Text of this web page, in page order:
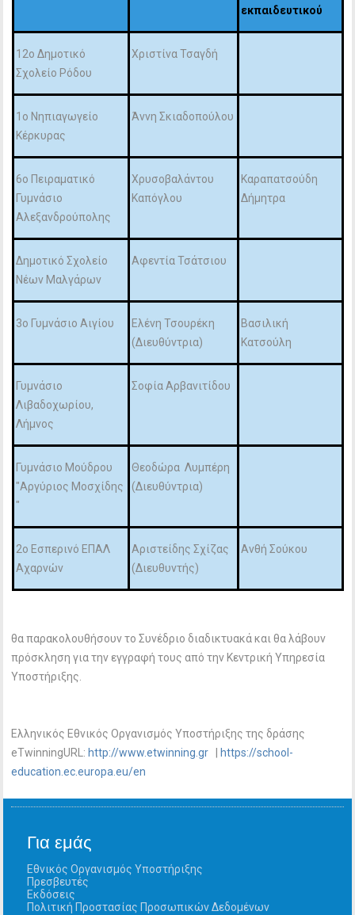
εκπαιδευτικού
12ο Δημοτικό
Σχολείο Ρόδου
Χριστίνα Τσαγδή
1ο Νηπιαγωγείο
Κέρκυρας
Άννη Σκιαδοπούλου
6ο Πειραματικό
Γυμνάσιο
Αλεξανδρούπολης
Χρυσοβαλάντου
Καπόγλου
Καραπατσούδη
Δήμητρα
Δημοτικό Σχολείο
Νέων Μαλγάρων
Αφεντία Τσάτσιου
3ο Γυμνάσιο Αιγίου
Ελένη Τσουρέκη
(Διευθύντρια)
Βασιλική
Κατσούλη
Γυμνάσιο
Λιβαδοχωρίου,
Λήμνος
Σοφία Αρβανιτίδου
Γυμνάσιο Μούδρου
"Αργύριος Μοσχίδης
"
Θεοδώρα Λυμπέρη
(Διευθύντρια)
2ο Εσπερινό ΕΠΑΛ
Αχαρνών
Αριστείδης Σχίζας
(Διευθυντής)
Ανθή Σούκου
θα παρακολουθήσουν το Συνέδριο διαδικτυακά και θα λάβουν
πρόσκληση για την εγγραφή τους από την Κεντρική Υπηρεσία
Υποστήριξης.
Ελληνικός Εθνικός Οργανισμός Υποστήριξης της δράσης
eTwinningURL: http://www.etwinning.gr
https://school-
education.ec.europa.eu/en
Για εμάς
Εθνικός Οργανισμός Υποστήριξης
Πρεσβευτές
Εκδόσεις
Πολιτική Προστασίας Προσωπικών Δεδομένων